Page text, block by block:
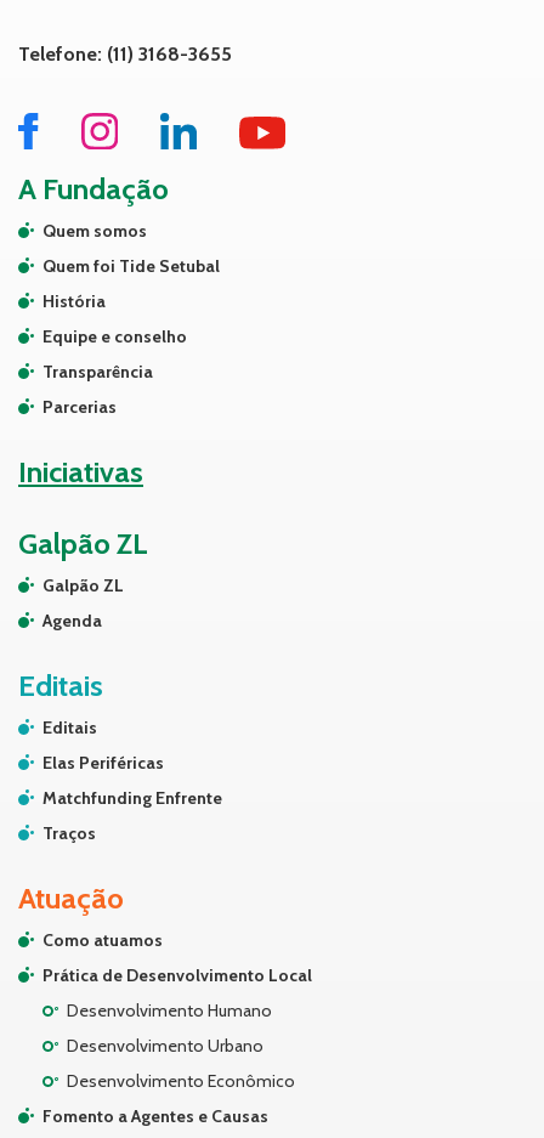
Telefone: (11) 3168-3655
A Fundação
Quem somos
Quem foi Tide Setubal
História
Equipe e conselho
Transparência
Parcerias
Iniciativas
Galpão ZL
Galpão ZL
Agenda
Editais
Editais
Elas Periféricas
Matchfunding Enfrente
Traços
Atuação
Como atuamos
Prática de Desenvolvimento Local
Desenvolvimento Humano
Desenvolvimento Urbano
Desenvolvimento Econômico
Fomento a Agentes e Causas